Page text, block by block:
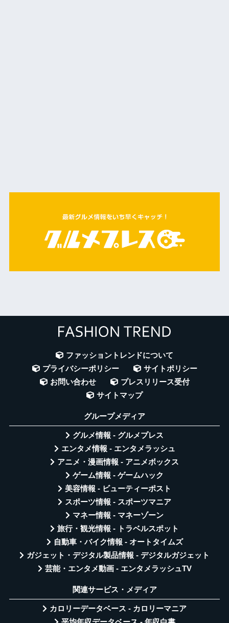
ファッショントレンドについて
プライバシーポリシー
サイトポリシー
お問い合わせ
プレスリリース受付
サイトマップ
グループメディア
グルメ情報 - グルメプレス
エンタメ情報 - エンタメラッシュ
アニメ・漫画情報 - アニメボックス
ゲーム情報 - ゲームハック
美容情報 - ビューティーポスト
スポーツ情報 - スポーツマニア
マネー情報 - マネーゾーン
旅行・観光情報 - トラベルスポット
自動車・バイク情報 - オートタイムズ
ガジェット・デジタル製品情報 - デジタルガジェット
芸能・エンタメ動画 - エンタメラッシュTV
関連サービス・メディア
カロリーデータベース - カロリーマニア